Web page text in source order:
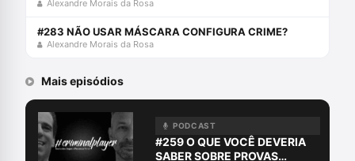
Alexandre Morais da Rosa
#283 NÃO USAR MÁSCARA CONFIGURA CRIME?
Alexandre Morais da Rosa
Mais episódios
PODCAST
#259 O QUE VOCÊ DEVERIA
SABER SOBRE PROVAS